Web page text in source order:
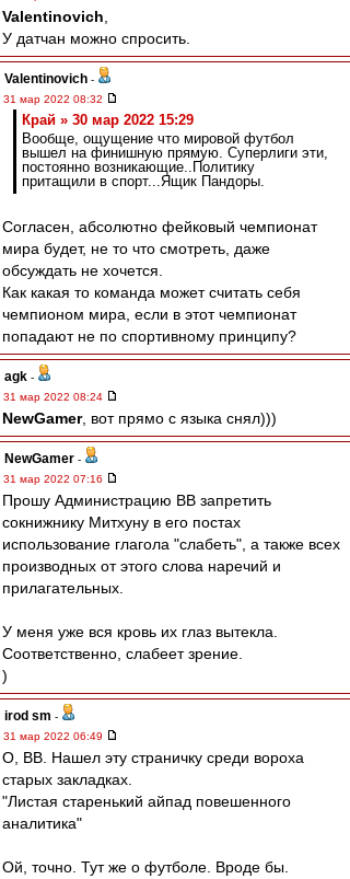
Valentinovich
У датчан можно спросить.
Valentinovich -
31 мар 2022 08:32
Край » 30 мар 2022 15:29
Вообще, ощущение что мировой футбол
вышел на финишную прямую. Суперлиги эти,
постоянно возникающие..Политику
притащили в спорт...Ящик Пандоры.
Согласен, абсолютно фейковый чемпионат
мира будет, не то что смотреть, даже
обсуждать не хочется.
Как какая то команда может считать себя
чемпионом мира, если в этот чемпионат
попадают не по спортивному принципу?
agk -
31 мар 2022 08:24
NewGamer, вот прямо с языка снял)))
NewGamer -
31 мар 2022 07:16
Прошу Администрацию ВВ запретить
сокнижнику Митхуну в его постах
использование глагола "слабеть", а также всех
производных от этого слова наречий и
прилагательных.
У меня уже вся кровь их глаз вытекла.
Соответственно, слабеет зрение.
)
irod sm -
31 мар 2022 06:49
О, ВВ. Нашел эту страничку среди вороха
старых закладках.
"Листая старенький айпад повешенного
аналитика"
Ой, точно. Тут же о футболе. Вроде бы.